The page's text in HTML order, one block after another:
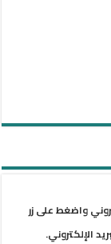
واضغط على زر
الإلكتروني.